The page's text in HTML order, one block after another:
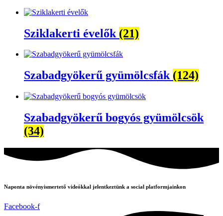
Sziklakerti évelők (21)
Szabadgyökerű gyümölcsfák (124)
Szabadgyökerű bogyós gyümölcsök
(34)
Naponta növényismertető videókkal jelentkeztünk a social platformjainkon
Facebook-f